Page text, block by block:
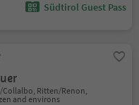
Südtirol Guest Pass
Ritten/Renon,
and environs